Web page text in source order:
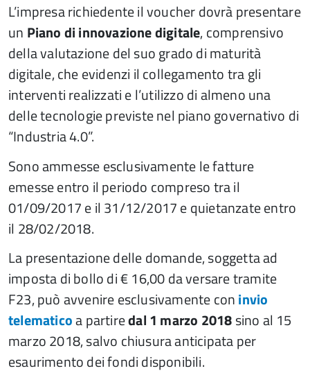
L’impresa richiedente il voucher dovrà presentare
un Piano di innovazione digitale, comprensivo
della valutazione del suo grado di maturità
digitale, che evidenzi il collegamento tra gli
interventi realizzati e l’utilizzo di almeno una
delle tecnologie previste nel piano governativo di
“Industria 4.0”.
Sono ammesse esclusivamente le fatture
emesse entro il periodo compreso tra il
01/09/2017 e il 31/12/2017 e quietanzate entro
il 28/02/2018.
La presentazione delle domande, soggetta ad
imposta di bollo di € 16,00 da versare tramite
F23, può avvenire esclusivamente coninvio
telematicoa partiredal 1 marzo 2018sino al 15
marzo 2018, salvo chiusura anticipata per
esaurimento dei fondi disponibili.